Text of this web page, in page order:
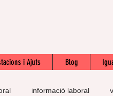
i Ajuts Blog
informació laboral